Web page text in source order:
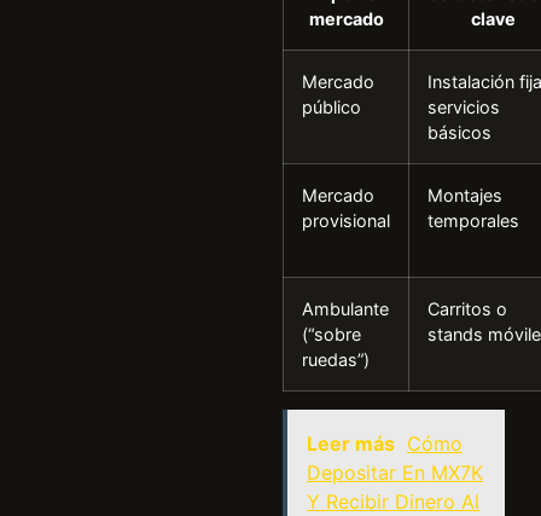
mercado
clave
Mercado
público
Instalación
servicios
básicos
Mercado
provisional
Montajes
temporales
Ambulante
(“sobre
ruedas”)
Carritos o
stands
Leer más Cómo
Depositar En MX7K
Y Recibir Dinero Al